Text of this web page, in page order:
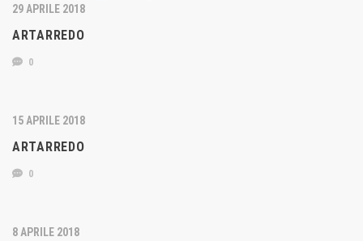
29 APRILE 2018
ARTARREDO
0
15 APRILE 2018
ARTARREDO
0
8 APRILE 2018